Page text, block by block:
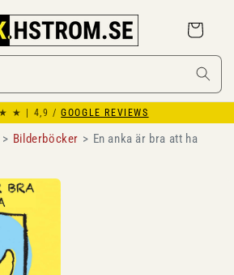
Varukorg
★ | 4,9 /GOOGLE REVIEWS
Bilderböcker En anka är bra att ha